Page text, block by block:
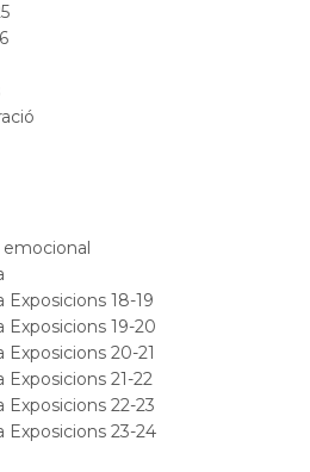
Exposicions 18-19
Exposicions 19-20
Exposicions 20-21
Exposicions 21-22
Exposicions 22-23
Exposicions 23-24